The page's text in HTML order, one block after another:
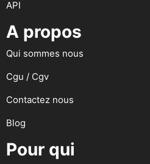
API
A propos
Qui sommes nous
Cgu / Cgv
Contactez nous
Blog
Pour qui